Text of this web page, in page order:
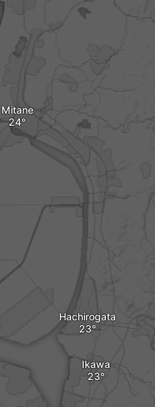
Ikawa
Hachirogata
Mitane